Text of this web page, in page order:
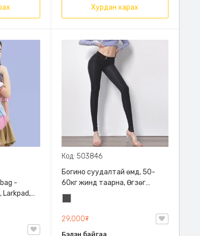
Хурдан харах
-
Larkpad,
Код: 503846
Богино суудалтай өмд, 50-
60кг жинд таарна, Өгзөг
өргөгчтэй
29,000₮
Бэлэн байгаа